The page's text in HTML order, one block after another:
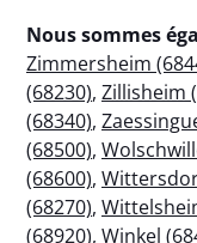
Nous sommes
Zimmersheim
(68230), Zillisheim
(68340),
(68500),
(68600),
(68270),
(68920), Winkel